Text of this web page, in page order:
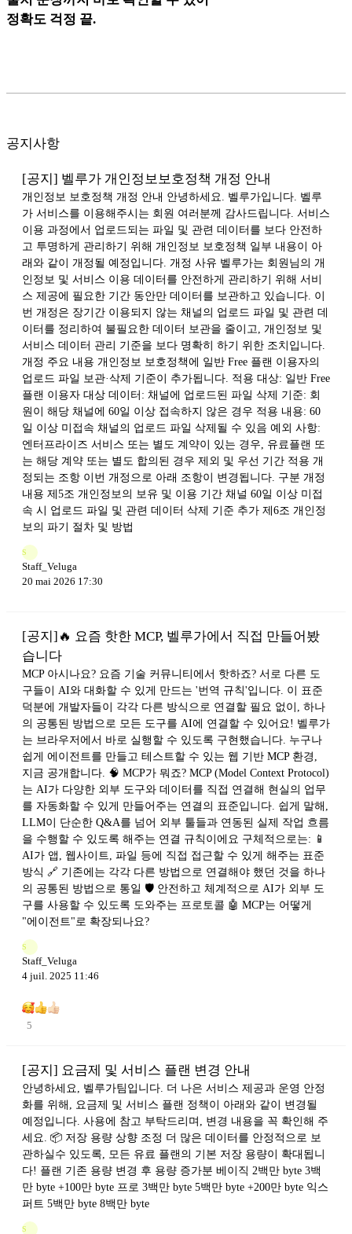
정확도 걱정 끝.
공지사항
[공지] 벨루가 개인정보보호정책 개정 안내
개인정보 보호정책 개정 안내 안녕하세요. 벨루가입니다. 벨루
가 서비스를 이용해주시는 회원 여러분께 감사드립니다. 서비스
이용 과정에서 업로드되는 파일 및 관련 데이터를 보다 안전하
고 투명하게 관리하기 위해 개인정보 보호정책 일부 내용이 아
래와 같이 개정될 예정입니다. 개정 사유 벨루가는 회원님의 개
인정보 및 서비스 이용 데이터를 안전하게 관리하기 위해 서비
스 제공에 필요한 기간 동안만 데이터를 보관하고 있습니다. 이
번 개정은 장기간 이용되지 않는 채널의 업로드 파일 및 관련 데
이터를 정리하여 불필요한 데이터 보관을 줄이고, 개인정보 및
서비스 데이터 관리 기준을 보다 명확히 하기 위한 조치입니다.
개정 주요 내용 개인정보 보호정책에 일반 Free 플랜 이용자의
업로드 파일 보관·삭제 기준이 추가됩니다. 적용 대상: 일반 Free
플랜 이용자 대상 데이터: 채널에 업로드된 파일 삭제 기준: 회
원이 해당 채널에 60일 이상 접속하지 않은 경우 적용 내용: 60
일 이상 미접속 채널의 업로드 파일 삭제될 수 있음 예외 사항:
엔터프라이즈 서비스 또는 별도 계약이 있는 경우, 유료플랜 또
는 해당 계약 또는 별도 합의된 경우 제외 및 우선 기간 적용 개
정되는 조항 이번 개정으로 아래 조항이 변경됩니다. 구분 개정
내용 제5조 개인정보의 보유 및 이용 기간 채널 60일 이상 미접
속 시 업로드 파일 및 관련 데이터 삭제 기준 추가 제6조 개인정
보의 파기 절차 및 방법
S
Staff_Veluga
20 mai 2026 17:30
[공지]🔥 요즘 핫한 MCP, 벨루가에서 직접 만들어봤
습니다
MCP 아시나요? 요즘 기술 커뮤니티에서 핫하죠? 서로 다른 도
구들이 AI와 대화할 수 있게 만드는 '번역 규칙'입니다. 이 표준
덕분에 개발자들이 각각 다른 방식으로 연결할 필요 없이, 하나
의 공통된 방법으로 모든 도구를 AI에 연결할 수 있어요! 벨루가
는 브라우저에서 바로 실행할 수 있도록 구현했습니다. 누구나
쉽게 에이전트를 만들고 테스트할 수 있는 웹 기반 MCP 환경,
지금 공개합니다. 🧠 MCP가 뭐죠? MCP (Model Context Protocol)
는 AI가 다양한 외부 도구와 데이터를 직접 연결해 현실의 업무
를 자동화할 수 있게 만들어주는 연결의 표준입니다. 쉽게 말해,
LLM이 단순한 Q&A를 넘어 외부 툴들과 연동된 실제 작업 흐름
을 수행할 수 있도록 해주는 연결 규칙이에요 구체적으로는: 📱
AI가 앱, 웹사이트, 파일 등에 직접 접근할 수 있게 해주는 표준
방식 🔗 기존에는 각각 다른 방법으로 연결해야 했던 것을 하나
의 공통된 방법으로 통일 🛡️ 안전하고 체계적으로 AI가 외부 도
구를 사용할 수 있도록 도와주는 프로토콜 🤖 MCP는 어떻게
"에이전트"로 확장되나요?
S
Staff_Veluga
4 juil. 2025 11:46
5
[공지] 요금제 및 서비스 플랜 변경 안내
안녕하세요, 벨루가팀입니다. 더 나은 서비스 제공과 운영 안정
화를 위해, 요금제 및 서비스 플랜 정책이 아래와 같이 변경될
예정입니다. 사용에 참고 부탁드리며, 변경 내용을 꼭 확인해 주
세요. 📦 저장 용량 상향 조정 더 많은 데이터를 안정적으로 보
관하실수 있도록, 모든 유료 플랜의 기본 저장 용량이 확대됩니
다! 플랜 기존 용량 변경 후 용량 증가분 베이직 2백만 byte 3백
만 byte +100만 byte 프로 3백만 byte 5백만 byte +200만 byte 익스
퍼트 5백만 byte 8백만 byte
S